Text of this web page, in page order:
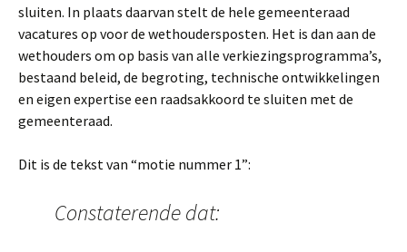
sluiten. In plaats daarvan stelt de hele gemeenteraad
vacatures op voor de wethoudersposten. Het is dan aan de
wethouders om op basis van alle verkiezingsprogramma’s,
bestaand beleid, de begroting, technische ontwikkelingen
en eigen expertise een raadsakkoord te sluiten met de
gemeenteraad.
Dit is de tekst van “motie nummer 1”:
Constaterende dat: